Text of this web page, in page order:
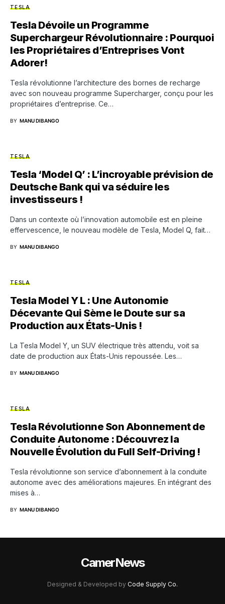
TESLA
Tesla Dévoile un Programme
Superchargeur Révolutionnaire : Pourquoi
les Propriétaires d’Entreprises Vont
Adorer!
Tesla révolutionne l’architecture des bornes de recharge
avec son nouveau programme Supercharger, conçu pour les
propriétaires d’entreprise. Ce…
BY MANU DIBANGO
TESLA
Tesla ‘Model Q’ : L’incroyable prévision de
Deutsche Bank qui va séduire les
investisseurs !
Dans un contexte où l’innovation automobile est en pleine
effervescence, le nouveau modèle de Tesla, Model Q, fait…
BY MANU DIBANGO
TESLA
Tesla Model Y L : Une Autonomie
Décevante Qui Sème le Doute sur sa
Production aux États-Unis !
La Tesla Model Y, un SUV électrique très attendu, voit sa
date de production aux États-Unis repoussée. Les…
BY MANU DIBANGO
TESLA
Tesla Révolutionne Son Abonnement de
Conduite Autonome : Découvrez la
Nouvelle Évolution du Full Self-Driving !
Tesla révolutionne son service d’abonnement à la conduite
autonome avec des améliorations majeures. En intégrant des
mises à…
BY MANU DIBANGO
CamerNews
Designed & Developed by Code Supply Co.